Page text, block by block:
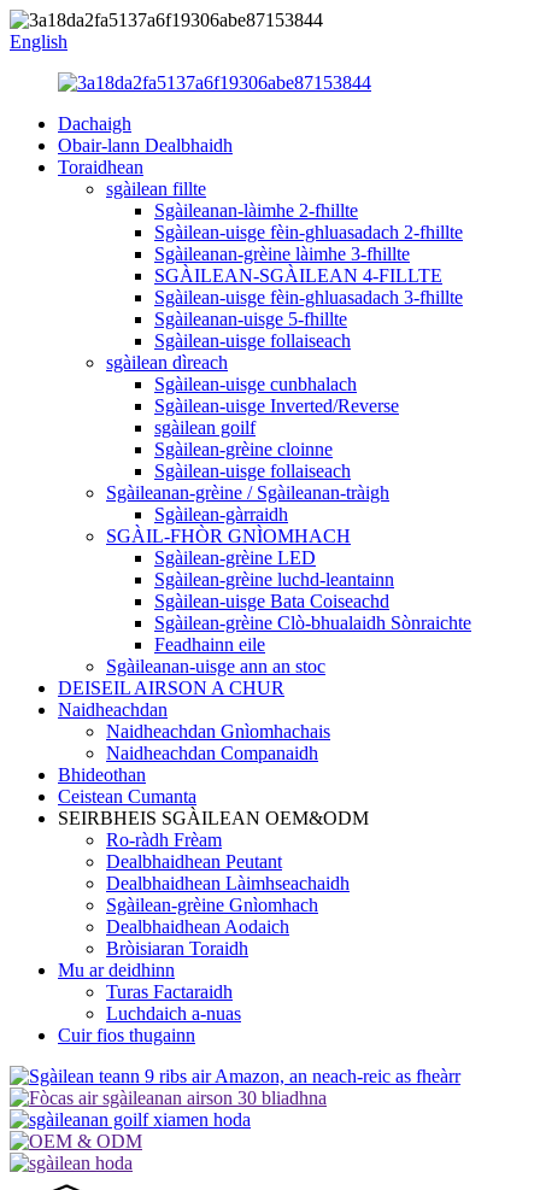
English
Dachaigh
Obair-lann Dealbhaidh
Toraidhean
sgàilean fillte
Sgàileanan-làimhe 2-fhillte
Sgàilean-uisge fèin-ghluasadach 2-fhillte
Sgàileanan-grèine làimhe 3-fhillte
SGÀILEAN-SGÀILEAN 4-FILLTE
Sgàilean-uisge fèin-ghluasadach 3-fhillte
Sgàileanan-uisge 5-fhillte
Sgàilean-uisge follaiseach
sgàilean dìreach
Sgàilean-uisge cunbhalach
Sgàilean-uisge Inverted/Reverse
sgàilean goilf
Sgàilean-grèine cloinne
Sgàilean-uisge follaiseach
Sgàileanan-grèine / Sgàileanan-tràigh
Sgàilean-gàrraidh
SGÀIL-FHÒR GNÌOMHACH
Sgàilean-grèine LED
Sgàilean-grèine luchd-leantainn
Sgàilean-uisge Bata Coiseachd
Sgàilean-grèine Clò-bhualaidh Sònraichte
Feadhainn eile
Sgàileanan-uisge ann an stoc
DEISEIL AIRSON A CHUR
Naidheachdan
Naidheachdan Gnìomhachais
Naidheachdan Companaidh
Bhideothan
Ceistean Cumanta
SEIRBHEIS SGÀILEAN OEM&ODM
Ro-ràdh Frèam
Dealbhaidhean Peutant
Dealbhaidhean Làimhseachaidh
Sgàilean-grèine Gnìomhach
Dealbhaidhean Aodaich
Bròisiaran Toraidh
Mu ar deidhinn
Turas Factaraidh
Luchdaich a-nuas
Cuir fios thugainn